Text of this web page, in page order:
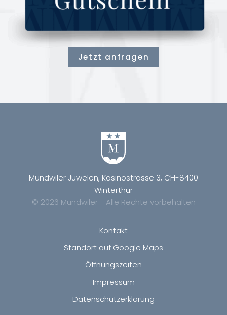
Jetzt anfragen
Mundwiler Juwelen, Kasinostrasse 3, CH-8400
Winterthur
© 2026 Mundwiler - Alle Rechte vorbehalten
Kontakt
Standort auf Google Maps
Öffnungszeiten
Impressum
Datenschutzerklärung